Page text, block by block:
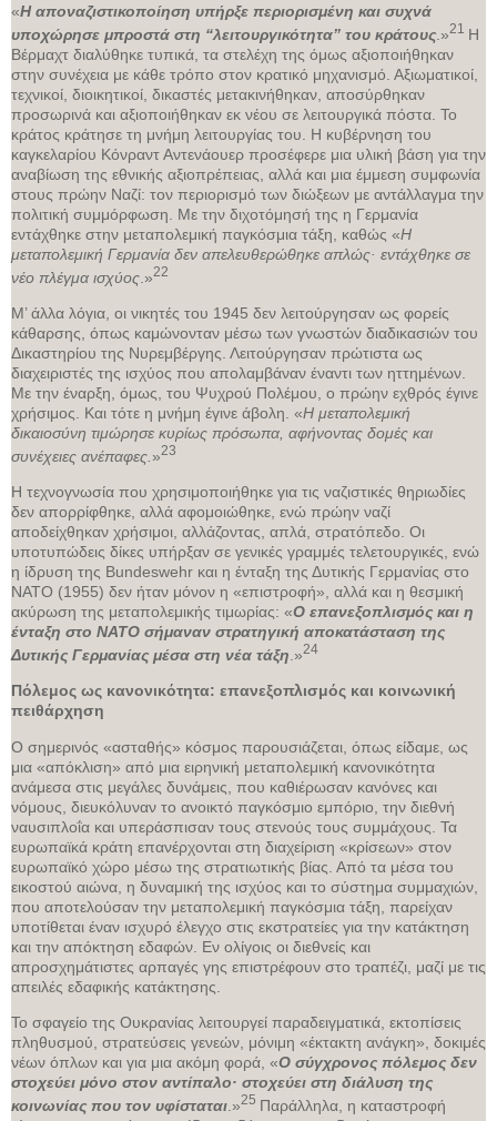
«Η αποναζιστικοποίηση υπήρξε περιορισμένη και συχνά
υποχώρησε μπροστά στη “λειτουργικότητα” του κράτους .»21 Η
Βέρμαχτ διαλύθηκε τυπικά, τα στελέχη της όμως αξιοποιήθηκαν
στην συνέχεια με κάθε τρόπο στον κρατικό μηχανισμό. Αξιωματικοί,
τεχνικοί, διοικητικοί, δικαστές μετακινήθηκαν, αποσύρθηκαν
προσωρινά και αξιοποιήθηκαν εκ νέου σε λειτουργικά πόστα. Το
κράτος κράτησε τη μνήμη λειτουργίας του. Η κυβέρνηση του
καγκελαρίου Κόνραντ Αντενάουερ προσέφερε μια υλική βάση για την
αναβίωση της εθνικής αξιοπρέπειας, αλλά και μια έμμεση συμφωνία
στους πρώην Ναζί: τον περιορισμό των διώξεων με αντάλλαγμα την
πολιτική συμμόρφωση. Με την διχοτόμησή της η Γερμανία
εντάχθηκε στην μεταπολεμική παγκόσμια τάξη, καθώς «Η
μεταπολεμική Γερμανία δεν απελευθερώθηκε απλώς· εντάχθηκε σε
νέο πλέγμα ισχύος .»22
Μ’ άλλα λόγια, οι νικητές του 1945 δεν λειτούργησαν ως φορείς
κάθαρσης, όπως καμώνονταν μέσω των γνωστών διαδικασιών του
Δικαστηρίου της Νυρεμβέργης. Λειτούργησαν πρώτιστα ως
διαχειριστές της ισχύος που απολαμβάναν έναντι των ηττημένων.
Με την έναρξη, όμως, του Ψυχρού Πολέμου, ο πρώην εχθρός έγινε
χρήσιμος. Και τότε η μνήμη έγινε άβολη. «Η μεταπολεμική
δικαιοσύνη τιμώρησε κυρίως πρόσωπα, αφήνοντας δομές και
συνέχειες ανέπαφες. »23
Η τεχνογνωσία που χρησιμοποιήθηκε για τις ναζιστικές θηριωδίες
δεν απορρίφθηκε, αλλά αφομοιώθηκε, ενώ πρώην ναζί
αποδείχθηκαν χρήσιμοι, αλλάζοντας, απλά, στρατόπεδο. Οι
υποτυπώδεις δίκες υπήρξαν σε γενικές γραμμές τελετουργικές, ενώ
η ίδρυση της Bundeswehr και η ένταξη της Δυτικής Γερμανίας στο
ΝΑΤΟ (1955) δεν ήταν μόνον η «επιστροφή», αλλά και η θεσμική
ακύρωση της μεταπολεμικής τιμωρίας: «Ο επανεξοπλισμός και η
ένταξη στο ΝΑΤΟ σήμαναν στρατηγική αποκατάσταση της
Δυτικής Γερμανίας μέσα στη νέα τάξη .»24
Πόλεμος ως κανονικότητα: επανεξοπλισμός και κοινωνική
πειθάρχηση
Ο σημερινός «ασταθής» κόσμος παρουσιάζεται, όπως είδαμε, ως
μια «απόκλιση» από μια ειρηνική μεταπολεμική κανονικότητα
ανάμεσα στις μεγάλες δυνάμεις, που καθιέρωσαν κανόνες και
νόμους, διευκόλυναν το ανοικτό παγκόσμιο εμπόριο, την διεθνή
ναυσιπλοΐα και υπεράσπισαν τους στενούς τους συμμάχους. Τα
ευρωπαϊκά κράτη επανέρχονται στη διαχείριση «κρίσεων» στον
ευρωπαϊκό χώρο μέσω της στρατιωτικής βίας. Από τα μέσα του
εικοστού αιώνα, η δυναμική της ισχύος και το σύστημα συμμαχιών,
που αποτελούσαν την μεταπολεμική παγκόσμια τάξη, παρείχαν
υποτίθεται έναν ισχυρό έλεγχο στις εκστρατείες για την κατάκτηση
και την απόκτηση εδαφών. Εν ολίγοις οι διεθνείς και
απροσχημάτιστες αρπαγές γης επιστρέφουν στο τραπέζι, μαζί με τις
απειλές εδαφικής κατάκτησης.
Το σφαγείο της Ουκρανίας λειτουργεί παραδειγματικά, εκτοπίσεις
πληθυσμού, στρατεύσεις γενεών, μόνιμη «έκτακτη ανάγκη», δοκιμές
νέων όπλων και για μια ακόμη φορά, «Ο σύγχρονος πόλεμος δεν
στοχεύει μόνο στον αντίπαλο· στοχεύει στη διάλυση της
κοινωνίας που τον υφίσταται .»25 Παράλληλα, η καταστροφή